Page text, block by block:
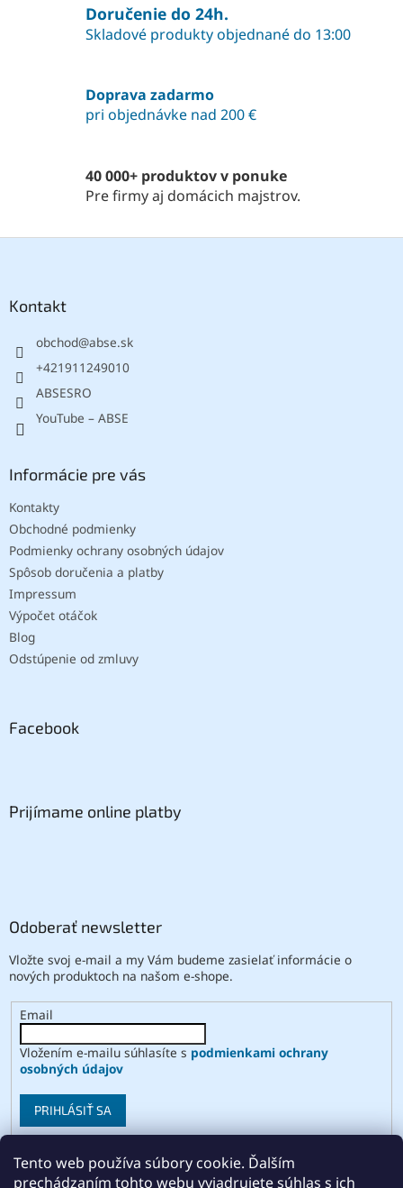
Tento web používa súbory cookie. Ďalším
prechádzaním tohto webu vyjadrujete súhlas s ich
á
d
a
e
p
y
v
p
Doručenie do 24h.
Skladové produkty objednané do 13:00
Doprava zadarmo
pri objednávke nad 200 €
40 000+ produktov v ponuke
Pre firmy aj domácich majstrov.
Kontakt
obchod@abse.sk
+421911249010
ABSESRO
YouTube – ABSE
Informácie pre vás
Kontakty
Obchodné podmienky
Podmienky ochrany osobných údajov
Spôsob doručenia a platby
Impressum
Výpočet otáčok
Blog
Odstúpenie od zmluvy
Facebook
Prijímame online platby
Odoberať newsletter
Vložte svoj e-mail a my Vám budeme zasielať informácie o
nových produktoch na našom e-shope.
Email
Vložením e-mailu súhlasíte s podmienkami ochrany
osobných údajov
PRIHLÁSIŤ SA